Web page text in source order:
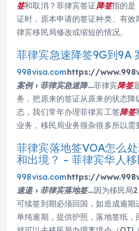
签和取消？菲律宾签证降签指的是
证时，原本申请的签证种类、有效
律宾移民局修改或缩短的情况。
菲律宾急速降签9G到9A
998visa.comhttps://
案例 › 菲律宾急速降…菲律宾降签
务，把原来的签证从原来的状态降
态，我们常年办理菲律宾工签降签
业务，移民局业务很杂很多所以
菲律宾落地签VOA怎么
和出境？ – 菲律宾华人移
998visa.comhttps://
速递 › 菲律宾落地签…因为移民局
可续签到期必须回国，如造成逾期
单纯逾期，提供护照，落地签纸，